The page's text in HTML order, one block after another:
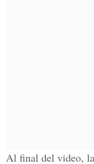
Al final del video,